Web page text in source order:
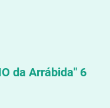
da Arrábida" 6